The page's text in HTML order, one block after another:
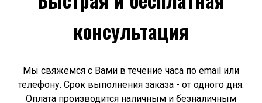
консультация
Мы свяжемся с Вами в течение часа по email или
телефону. Срок выполнения заказа - от одного дня.
Оплата производится наличным и безналичным